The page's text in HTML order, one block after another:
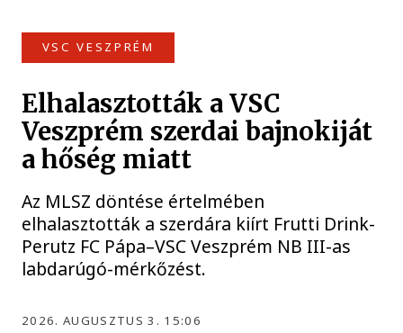
VSC VESZPRÉM
Elhalasztották a VSC
Veszprém szerdai bajnokiját
a hőség miatt
Az MLSZ döntése értelmében
elhalasztották a szerdára kiírt Frutti Drink-
Perutz FC Pápa–VSC Veszprém NB III-as
labdarúgó-mérkőzést.
2026. AUGUSZTUS 3. 15:06